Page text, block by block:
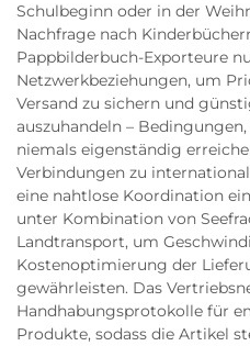
Schulbeginn oder in der
Nachfrage nach
Pappbilderbuch-Exporteure
Netzwerkbeziehungen, um
Versand zu sichern und
auszuhandeln –
niemals eigenständig
Verbindungen zu
eine nahtlose Koordination
unter Kombination von
Landtransport, um
Kostenoptimierung der
gewährleisten. Das
Handhabungsprotokolle für
Produkte, sodass die Artikel